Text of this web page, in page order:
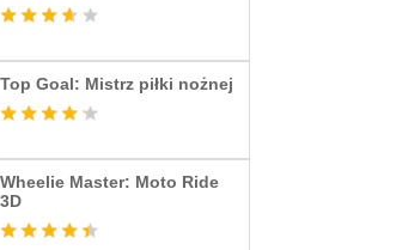
Top Goal: Mistrz piłki nożnej
Wheelie Master: Moto Ride
3D